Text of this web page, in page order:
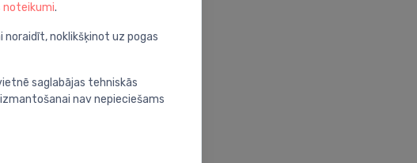
noteikumi.
noklikšķinot uz pogas
saglabājas tehniskās
nav nepieciešams